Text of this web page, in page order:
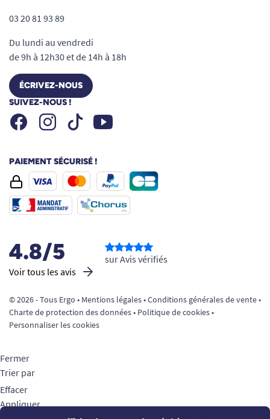
03 20 81 93 89
Du lundi au vendredi
de 9h à 12h30 et de 14h à 18h
ÉCRIVEZ-NOUS
SUIVEZ-NOUS !
FacebookInstagramTiktok Youtube
PAIEMENT SÉCURISÉ !
4.8/5
Voir tous les avis
sur Avis vérifiés
© 2026 - Tous Ergo • Mentions légales•Conditions générales de vente•
Charte de protection des données• Politique de cookies•
Personnaliser les cookies
Fermer
Trier par
Effacer
Appliquer